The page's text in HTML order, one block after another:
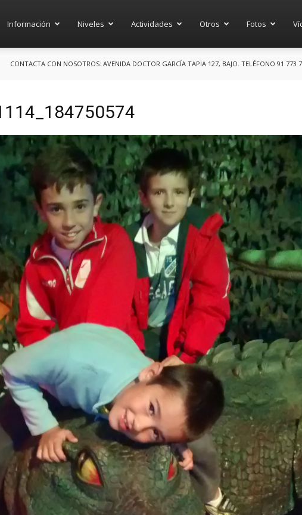
Información Niveles Actividades Otros Fotos
CONTACTA CON NOSOTROS: AVENIDA DOCTOR GARCÍA TAPIA 127, BAJO. TELÉFONO 91 773